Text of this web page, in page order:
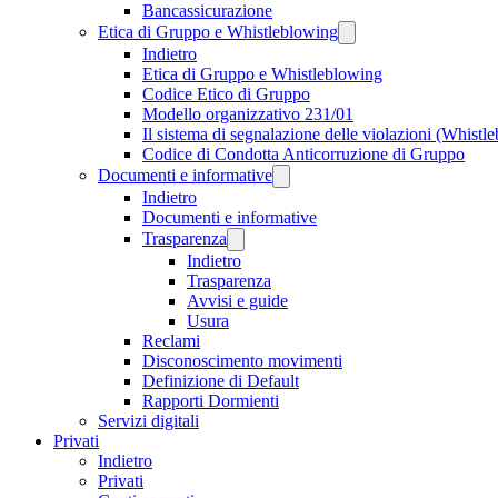
Bancassicurazione
Etica di Gruppo e Whistleblowing
Indietro
Etica di Gruppo e Whistleblowing
Codice Etico di Gruppo
Modello organizzativo 231/01
Il sistema di segnalazione delle violazioni
Codice di Condotta Anticorruzione di Gruppo
Documenti e informative
Indietro
Documenti e informative
Trasparenza
Indietro
Trasparenza
Avvisi e guide
Usura
Reclami
Disconoscimento movimenti
Definizione di Default
Rapporti Dormienti
Servizi digitali
Privati
Indietro
Privati